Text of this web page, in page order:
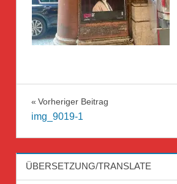
Beitragsnavigation
Vorheriger Beitrag
img_9019-1
ÜBERSETZUNG/TRANSLATE